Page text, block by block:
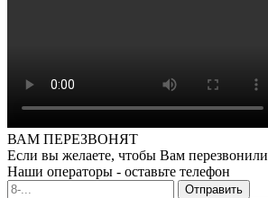
ВАМ ПЕРЕЗВОНЯТ
Если вы желаете, чтобы Вам перезвонили
Наши операторы - оставьте телефон
Отправить